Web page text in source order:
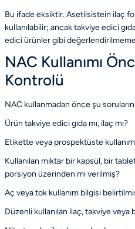
Bu ifade eksiktir. Asetilsistein ilaç
kullanılabilir; ancak takviye edici
edici ürünler gibi
NAC Kullanımı
Kontrolü
NAC kullanmadan önce şu soruların
Ürün takviye edici gıda mı, ilaç mı?
Etikette veya prospektüste kullanım
Kullanılan miktar bir kapsül, bir
porsiyon üzerinden mi verilmiş?
Aç veya tok kullanım bilgisi
Düzenli kullanılan ilaç, takviye veya